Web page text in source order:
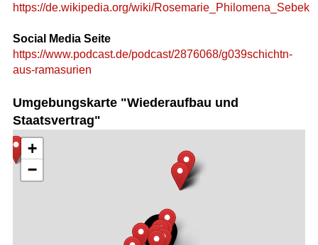
https://de.wikipedia.org/wiki/Rosemarie_Philomena_Sebek
Social Media Seite
https://www.podcast.de/podcast/2876068/g039schichtn-
aus-ramasurien
Umgebungskarte "Wiederaufbau und
Staatsvertrag"
+
−